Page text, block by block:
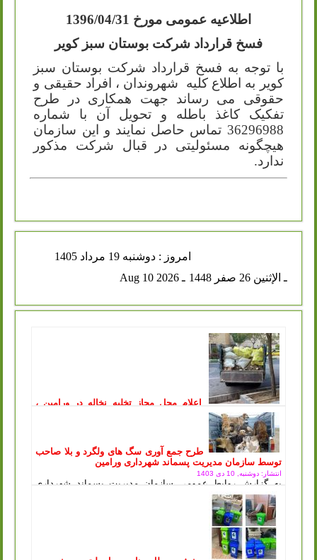
اطلاعیه عمومی مورخ 1396/04/31
فسخ قرارداد شرکت بوستان سبز کویر
با توجه به فسخ قرارداد شرکت بوستان سبز
کویر به اطلاع کلیه
شهروندان ، افراد حقیقی و
حقوقی می رساند جهت همکاری در طرح
تفکیک کاغذ باطله و تحویل آن با شماره
36296988 تماس حاصل نمایند و این سازمان
هیچگونه مسئولیتی در قبال شرکت مذکور
ندارد.
امروز : دوشنبه 19 مرداد 1405
ـ الإثنين 26 صفر 1448
ـ Aug 10 2026
اعلام محل مجاز تخلیه نخاله در ورامین ،
توقیف خودروهای متخلف در پی آن
انتشار: یکشنبه, 11 مرداد 1405
سازمان مدیریت پسماند شهرداری ورامین طی اطلاعیه‌ای، محل
جدید و مجاز تخلیه پسماندهای عمرانی و ساختمانی را اعلام کرد
و هشدار داد که...ادامه مطلب ..
طرح جمع آوری سگ های ولگرد و بلا صاحب
توسط سازمان مدیریت پسماند شهرداری ورامین
انتشار: دوشنبه, 10 دی 1403
به گزارش روابط عمومی سازمان مدیریت پسماند شهرداری
ورامین ، طرح جمع آوری سگ های ولگرد و بلاصاحب توسط
سازمان مدیریت پسماند شهرداری ورامین...